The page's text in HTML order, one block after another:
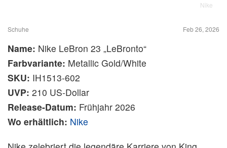
Nike
Schuhe Feb 26, 2026
Name: Nike LeBron 23 „LeBronto“
Farbvariante: Metallic Gold/White
SKU: IH1513-602
UVP: 210 US‑Dollar
Release-Datum: Frühjahr 2026
Wo erhältlich: Nike